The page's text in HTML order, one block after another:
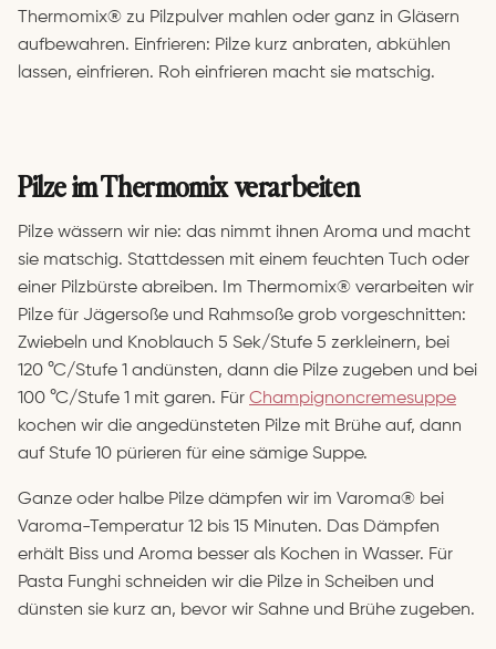
Thermomix® zu Pilzpulver mahlen oder ganz in Gläsern
aufbewahren. Einfrieren: Pilze kurz anbraten, abkühlen
lassen, einfrieren. Roh einfrieren macht sie matschig.
Pilze im Thermomix verarbeiten
Pilze wässern wir nie: das nimmt ihnen Aroma und macht
sie matschig. Stattdessen mit einem feuchten Tuch oder
einer Pilzbürste abreiben. Im Thermomix® verarbeiten wir
Pilze für Jägersoße und Rahmsoße grob vorgeschnitten:
Zwiebeln und Knoblauch 5 Sek/Stufe 5 zerkleinern, bei
120 °C/Stufe 1 andünsten, dann die Pilze zugeben und bei
100 °C/Stufe 1 mit garen. Für Champignoncremesuppe
kochen wir die angedünsteten Pilze mit Brühe auf, dann
auf Stufe 10 pürieren für eine sämige Suppe.
Ganze oder halbe Pilze dämpfen wir im Varoma® bei
Varoma-Temperatur 12 bis 15 Minuten. Das Dämpfen
erhält Biss und Aroma besser als Kochen in Wasser. Für
Pasta Funghi schneiden wir die Pilze in Scheiben und
dünsten sie kurz an, bevor wir Sahne und Brühe zugeben.